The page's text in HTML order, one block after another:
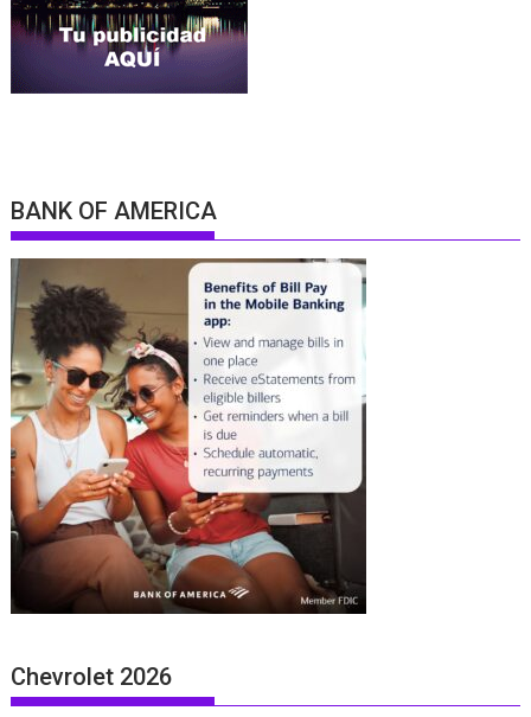
BANK OF AMERICA
Chevrolet 2026